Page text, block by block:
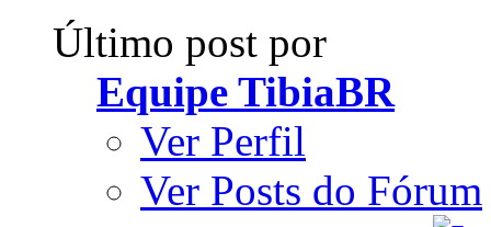
Último post por
Equipe TibiaBR
Ver Perfil
Ver Posts do Fórum